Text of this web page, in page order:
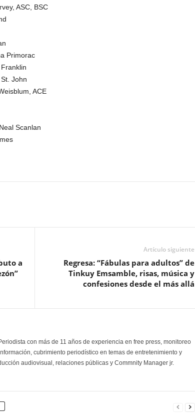
ASC, BSC
Primorac
John
ACE
Neal Scanlan
a
Artículo siguiente
Regresa: “Fábulas para adultos” de
Tinkuy Emsamble, risas, música y
confesiones desde el más allá
con más de 11 años de experiencia en free press, monitoreo
cubrimiento periodístico en temas de entretenimiento y
audiovisual, relaciones públicas y Commnity Manager jr.